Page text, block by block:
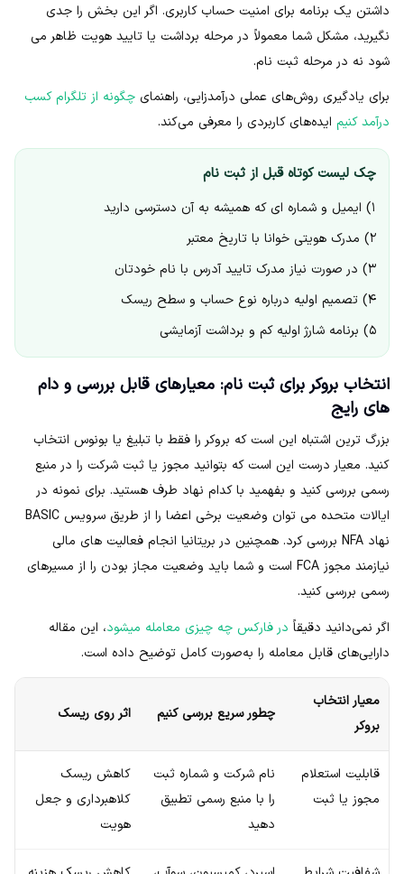
داشتن یک برنامه برای امنیت حساب کاربری. اگر این بخش را جدی
نگیرید، مشکل شما معمولاً در مرحله برداشت یا تایید هویت ظاهر می
شود نه در مرحله ثبت نام.
برای یادگیری روش‌های عملی درآمدزایی، راهنمای چگونه از تلگرام کسب
درآمد کنیم ایده‌های کاربردی را معرفی می‌کند.
چک لیست کوتاه قبل از ثبت نام
۱) ایمیل و شماره ای که همیشه به آن دسترسی دارید
۲) مدرک هویتی خوانا با تاریخ معتبر
۳) در صورت نیاز مدرک تایید آدرس با نام خودتان
۴) تصمیم اولیه درباره نوع حساب و سطح ریسک
۵) برنامه شارژ اولیه کم و برداشت آزمایشی
انتخاب بروکر برای ثبت نام: معیارهای قابل بررسی و دام
های رایج
بزرگ ترین اشتباه این است که بروکر را فقط با تبلیغ یا بونوس انتخاب
کنید. معیار درست این است که بتوانید مجوز یا ثبت شرکت را در منبع
رسمی بررسی کنید و بفهمید با کدام نهاد طرف هستید. برای نمونه در
ایالات متحده می توان وضعیت برخی اعضا را از طریق سرویس BASIC
نهاد NFA بررسی کرد. همچنین در بریتانیا انجام فعالیت های مالی
نیازمند مجوز FCA است و شما باید وضعیت مجاز بودن را از مسیرهای
رسمی بررسی کنید.
اگر نمی‌دانید دقیقاً در فارکس چه چیزی معامله میشود، این مقاله
دارایی‌های قابل معامله را به‌صورت کامل توضیح داده است.
معیار انتخاب
بروکر
چطور سریع بررسی کنیم اثر روی ریسک
قابلیت استعلام
مجوز یا ثبت
نام شرکت و شماره ثبت
را با منبع رسمی تطبیق
دهید
کاهش ریسک
کلاهبرداری و جعل
هویت